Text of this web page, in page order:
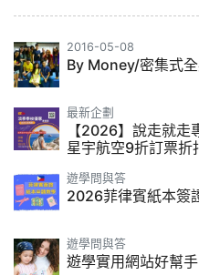
2016-05-08
By Money/密集式
最新企劃
【2026】說走就
星宇航空9折訂票折
遊學問與答
2026菲律賓紙本簽
遊學問與答
遊學實用網站好幫手